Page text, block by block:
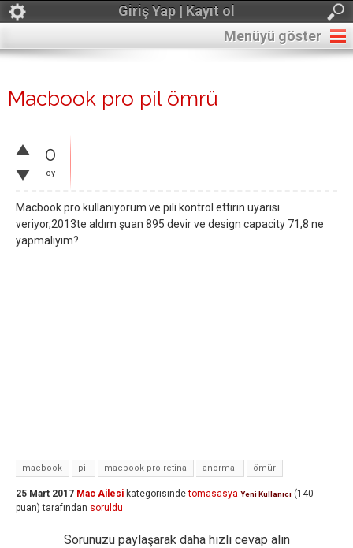
Giriş Yap | Kayıt ol
Menüyü göster
Macbook pro pil ömrü
0
oy
Macbook pro kullanıyorum ve pili kontrol ettirin uyarısı
veriyor,2013te aldım şuan 895 devir ve design capacity 71,8 ne
yapmalıyım?
macbook pil macbook-pro-retina anormal ömür
25 Mart 2017 Mac Ailesi kategorisinde tomasasya Yeni Kullanıcı (140
puan) tarafından soruldu
Sorunuzu paylaşarak daha hızlı cevap alın